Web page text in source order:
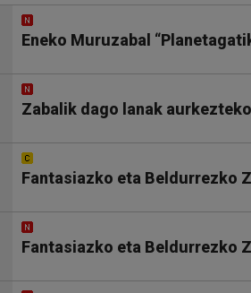
Eneko Muruzabal
Zabalik dago lanak
Fantasiazko eta Beldurrezko
Fantasiazko eta Beldurrezko